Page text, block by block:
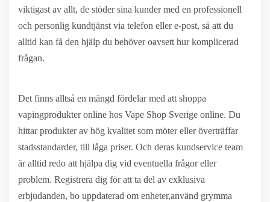
viktigast av allt, de stöder sina kunder med en professionell
och personlig kundtjänst via telefon eller e-post, så att du
alltid kan få den hjälp du behöver oavsett hur komplicerad
frågan.
Det finns alltså en mängd fördelar med att shoppa
vapingprodukter online hos Vape Shop Sverige online. Du
hittar produkter av hög kvalitet som möter eller överträffar
stadsstandarder, till låga priser. Och deras kundservice team
är alltid redo att hjälpa dig vid eventuella frågor eller
problem. Registrera dig för att ta del av exklusiva
erbjudanden, bo uppdaterad om enheter,använd grymma